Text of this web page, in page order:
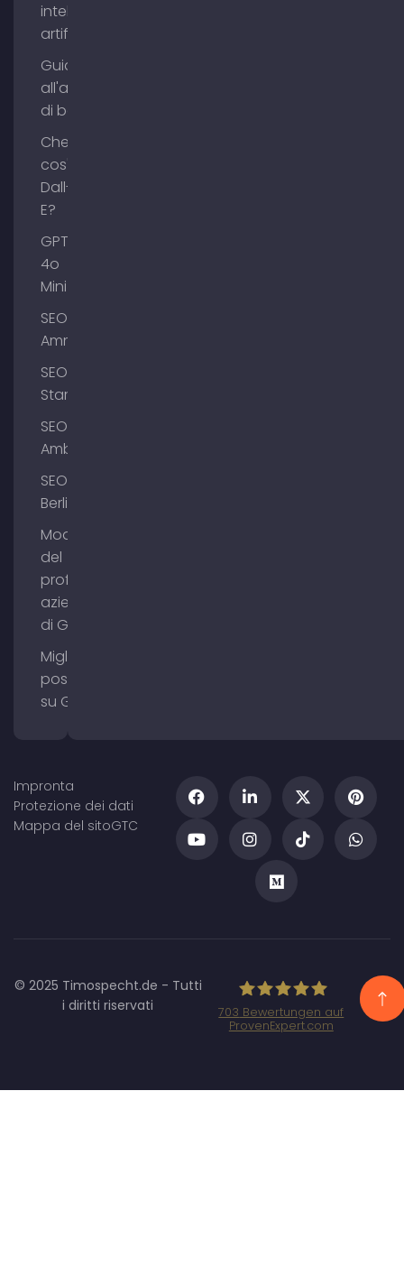
intelligenza
artificiale?
Guida
all'acquisto
di backlink
Che
cos'è
Dall-
E?
GPT-
4o
Mini
SEO
Ammersee
SEO
Starnberg
SEO
Amburgo
SEO
Berlino
Modifica
del
profilo
aziendale
di Google
Migliorare il
posizionamento
su Google Maps
Impronta
Protezione dei dati
Mappa del sitoGTC
© 2025 Timospecht.de - Tutti
i diritti riservati
GmbH - SEO/SEA
703 Bewertungen auf
ProvenExpert.com